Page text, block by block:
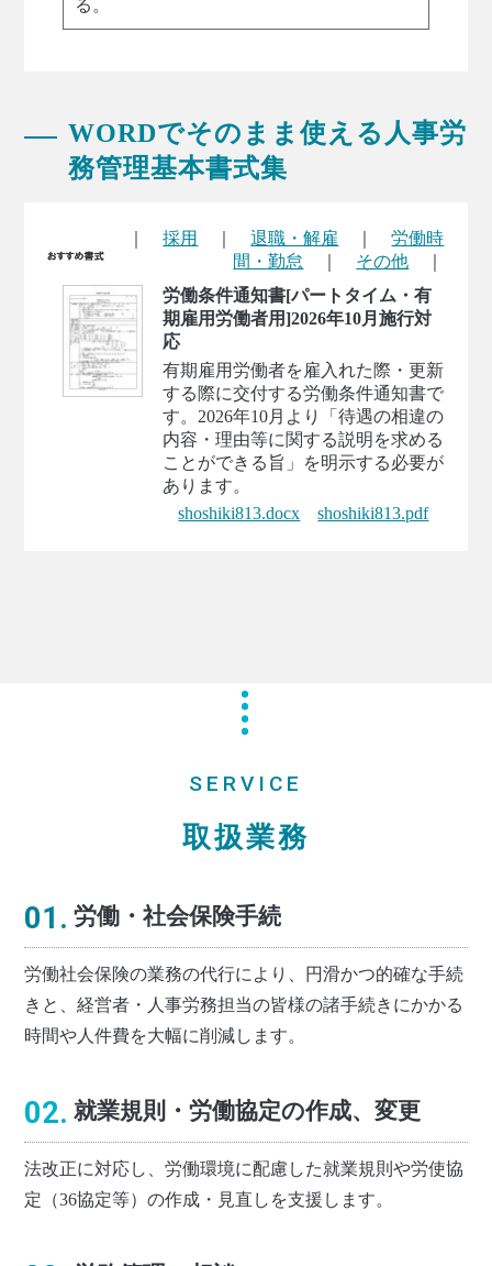
る。
WORDでそのまま使える人事労
務管理基本書式集
｜採用 ｜退職・解雇 ｜労働時
間・勤怠
その他
労働条件通知書[パートタイム・有
期雇用労働者用]2026年10月施行対
応
有期雇用労働者を雇入れた際・更新
する際に交付する労働条件通知書で
す。2026年10月より「待遇の相違の
内容・理由等に関する説明を求める
ことができる旨」を明示する必要が
あります。
shoshiki813.docx
shoshiki813.pdf
SERVICE
取扱業務
01. 労働・社会保険手続
労働社会保険の業務の代行により、円滑かつ的確な手続
きと、経営者・人事労務担当の皆様の諸手続きにかかる
時間や人件費を大幅に削減します。
02. 就業規則・労働協定の作成、変更
法改正に対応し、労働環境に配慮した就業規則や労使協
定（36協定等）の作成・見直しを支援します。